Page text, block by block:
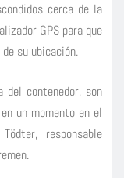
cerca de la
GPS para que
su ubicación.
del contenedor, son
un momento en el
responsable